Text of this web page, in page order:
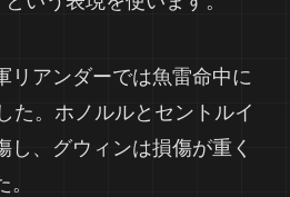
リアンダーでは魚雷命中に
た。ホノルルとセントルイ
し、グウィンは損傷が重く